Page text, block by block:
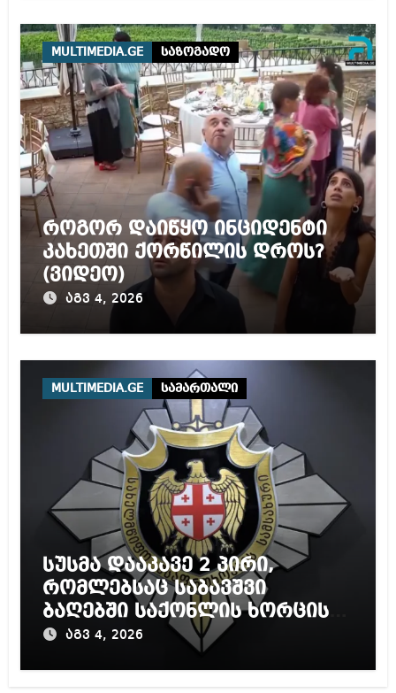
წამებას და არაადამიანურ
მოპყრობას – სააკაშვილი
MULTIMEDIA.GE საზოგადო
როგორ დაიწყო ინციდენტი
კახეთში ქორწილის დროს?
(ვიდეო)
აგვ 4, 2026
MULTIMEDIA.GE სამართალი
სუსმა დააკავე 2 პირი,
რომლებსაც საბავშვი
ბაღებში საქონლის ხორცის
ნაცვლად ცხენის ხორცი
აგვ 4, 2026